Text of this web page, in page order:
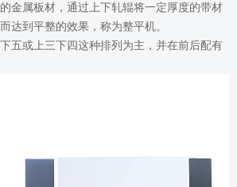
属板材，通过上下轧辊将一定厚度的带材
达到平整的效果，称为整平机。
或上三下四这种排列为主，并在前后配有